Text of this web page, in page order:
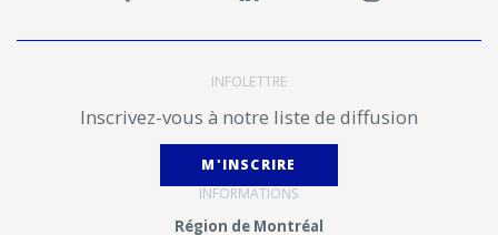
INFOLETTRE
Inscrivez-vous à notre liste de diffusion
M'INSCRIRE
INFORMATIONS
Région de Montréal